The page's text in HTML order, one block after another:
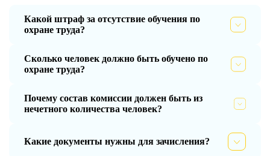
Какой штраф за отсутствие обучения по
охране труда?
Сколько человек должно быть обучено по
охране труда?
Почему состав комиссии должен быть из
нечетного количества человек?
Какие документы нужны для зачисления?